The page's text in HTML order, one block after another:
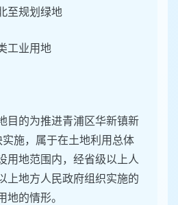
至规划绿地
工业用地
目的为推进青浦区华新镇新
施，属于在土地利用总体
用地范围内，经省级以上人
上地方人民政府组织实施的
地的情形。